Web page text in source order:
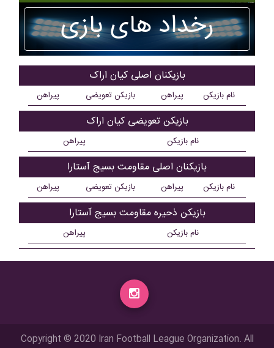
رخداد های بازی
بازیکنان اصلی کیان اراک
نام بازیکن پیراهن بازیکن تعویضی پیراهن
بازیکن تعویضی کیان اراک
نام بازیکن پیراهن
بازیکنان اصلی مقاومت بسیج آستارا
نام بازیکن پیراهن بازیکن تعویضی پیراهن
بازیکن ذحیره مقاومت بسیج آستارا
نام بازیکن پیراهن
Copyright © 2020 Iran Football League Organization. All